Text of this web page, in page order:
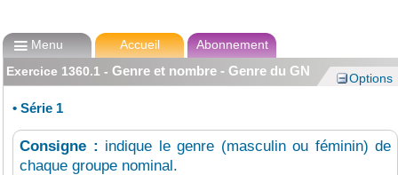
Menu Accueil
Abonnement
Exercice 1360.1 - Genre et nombre - Genre du GN Options
• Série 1
Consigne : indique le genre (masculin ou féminin) de
chaque groupe nominal.